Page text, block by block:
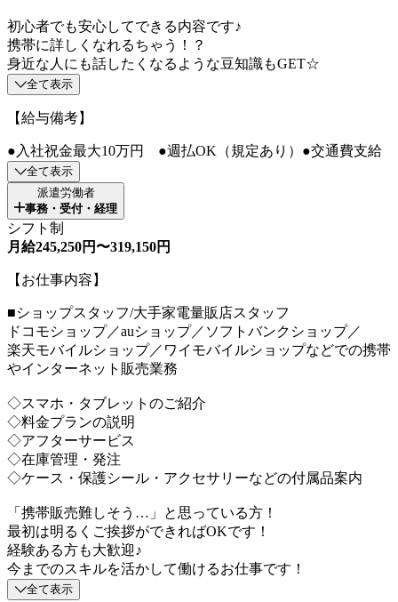
初心者でも安心してできる内容です♪
携帯に詳しくなれるちゃう！？
身近な人にも話したくなるような豆知識もGET☆
全て表示
【給与備考】
●入社祝金最大10万円 ●週払OK（規定あり）●交通費支給
全て表示
派遣労働者
事務・受付・経理
シフト制
月給245,250円〜319,150円
【お仕事内容】
■ショップスタッフ/大手家電量販店スタッフ
ドコモショップ／auショップ／ソフトバンクショップ／
楽天モバイルショップ／ワイモバイルショップなどでの携帯
やインターネット販売業務
◇スマホ・タブレットのご紹介
◇料金プランの説明
◇アフターサービス
◇在庫管理・発注
◇ケース・保護シール・アクセサリーなどの付属品案内
「携帯販売難しそう…」と思っている方！
最初は明るくご挨拶ができればOKです！
経験ある方も大歓迎♪
今までのスキルを活かして働けるお仕事です！
全て表示